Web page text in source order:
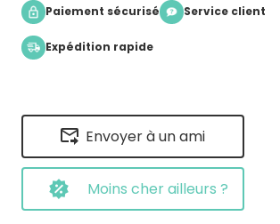
Envoyer à un ami
Moins cher ailleurs ?
Paiement sécurisé Service client
Expédition rapide